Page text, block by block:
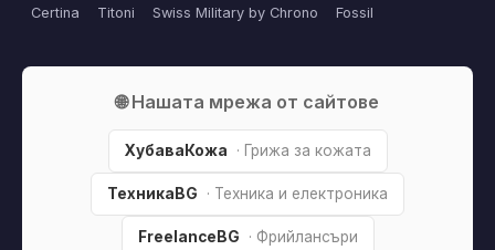
Certina
Titoni Swiss Military by Chrono Fossil
🌐 Нашата мрежа от сайтове
ХубаваКожа · Грижа за кожата
ТехникаBG · Техника и електроника
FreelanceBG · Фрийлансъри